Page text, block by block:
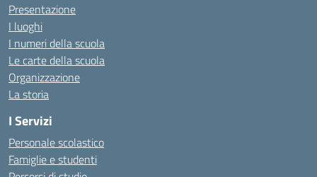
Presentazione
I luoghi
I numeri della scuola
Le carte della scuola
Organizzazione
La storia
I Servizi
Personale scolastico
Famiglie e studenti